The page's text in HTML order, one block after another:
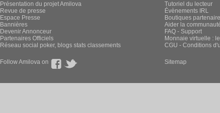
Présentation du projet Amilova
Revue de presse
Espace Presse
Bannières
Devenir Annonceur
Partenaires Officiels
Réseau social poker, blogs stats classements
Tutoriel du lecteur
Évènements IRL
Boutiques
Aider la
FAQ - Support
Monnaie virtuelle :
CGU - Conditions
Follow Amilova on Sitemap